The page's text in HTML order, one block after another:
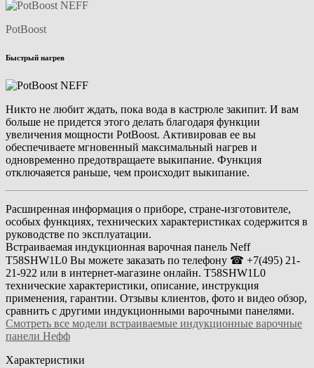
PotBoost
Быстрый нагрев
Никто не любит ждать, пока вода в кастрюле закипит. И вам
больше не придется этого делать благодаря функции
увеличения мощности PotBoost. Активировав ее вы
обеспечиваете мгновенный максимальный нагрев и
одновременно предотвращаете выкипание. Функция
отключаяется раньше, чем происходит выкипание.
Расширенная информация о приборе, стране-изготовителе,
особых функциях, технических характеристиках содержится в
руководстве по эксплуатации.
Встраиваемая индукционная варочная панель Neff
T58SHW1L0 Вы можете заказать по телефону ☎ +7(495) 21-
21-922 или в интернет-магазине онлайн. T58SHW1L0
технические характеристики, описание, инструкция
применения, гарантии. Отзывы клиентов, фото и видео обзор,
сравнить с другими индукционными варочными панелями.
Смотреть все модели встраиваемые индукционные варочные
панели Нефф
Характеристики